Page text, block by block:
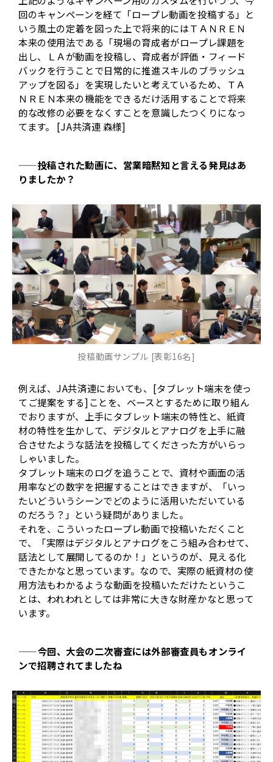
回のキャンペーンを経て「ロープレ動画を投稿する」と
いう風土の定着を図った上で将来的にはＴＡＮＲＥＮ
本来の使用法である「現場の育成者がロープレ課題を
出し、ＬＡが動画を投稿し、育成者が評価・フィード
バックを行うことで日常的に推進スキルのブラッシュ
アップを図る」を実現したいと考えているため、ＴＡ
ＮＲＥＮ本来の機能をできるだけ活用することで将来
的な改修の必要をなくすことを意識したつくりになっ
てます。 [JA共済連 森様]
——投稿された動画に、営業暗黙知と言える発見はあ
りましたか？
投稿動画サンプル [表彰16名]
例えば、JA共済連においても、[タブレット端末を使っ
てご提案をする]ことを、ベースとするために取り組ん
でおりますが、上手にタブレット端末の特性と、紙資
材の特性を生かして、デジタルとアナログを上手に融
合させたような話法を投稿してくださった方がいらっ
しゃいました。
タブレット端末のログを追うことで、資材や画面の活
用率などの数字を把握することはできますが、「いっ
たいどういうシーンでどのように活用いただいている
のだろう？」という疑問がありました。
それを、こういったロープレ動画で投稿いただくこと
で、「実際はデジタルとアナログをこう組み合わせて、
話法として展開してるのか！」というのが、見える化
できたかなと思っています。なので、実際の紙資材の使
用方法もわかるような動画を投稿いただけたというこ
とは、われわれとしては非常に大きな財産かなと思って
います。
——今回、大会の二次審査には外部審査員もオンライ
ンで招聘されてましたね